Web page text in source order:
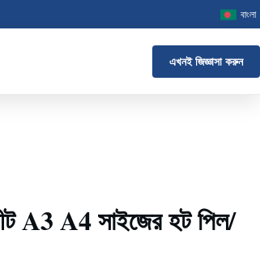
বাংলা
এখনই জিজ্ঞাসা করুন
A3 A4 সাইজের হট পিল/